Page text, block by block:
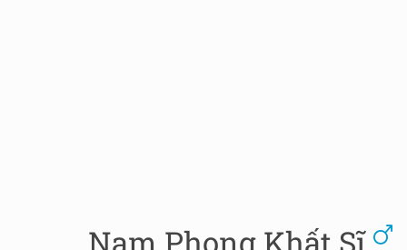
Nam Phong Khất Sĩ